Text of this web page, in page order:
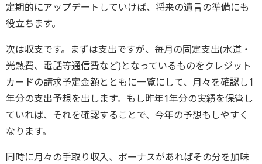
定期的にアップデートしていけば、将来の遺言の準備にも
役立ちます。
次は収支です。まずは支出ですが、毎月の固定支出(水道・
光熱費、電話等通信費など)となっているものをクレジット
カードの請求予定金額とともに一覧にして、月々を確認し1
年分の支出予想を出します。もし昨年1年分の実績を保管し
ていれば、それを確認することで、今年の予想もしやすく
なります。
同時に月々の手取り収入、ボーナスがあればその分を加味